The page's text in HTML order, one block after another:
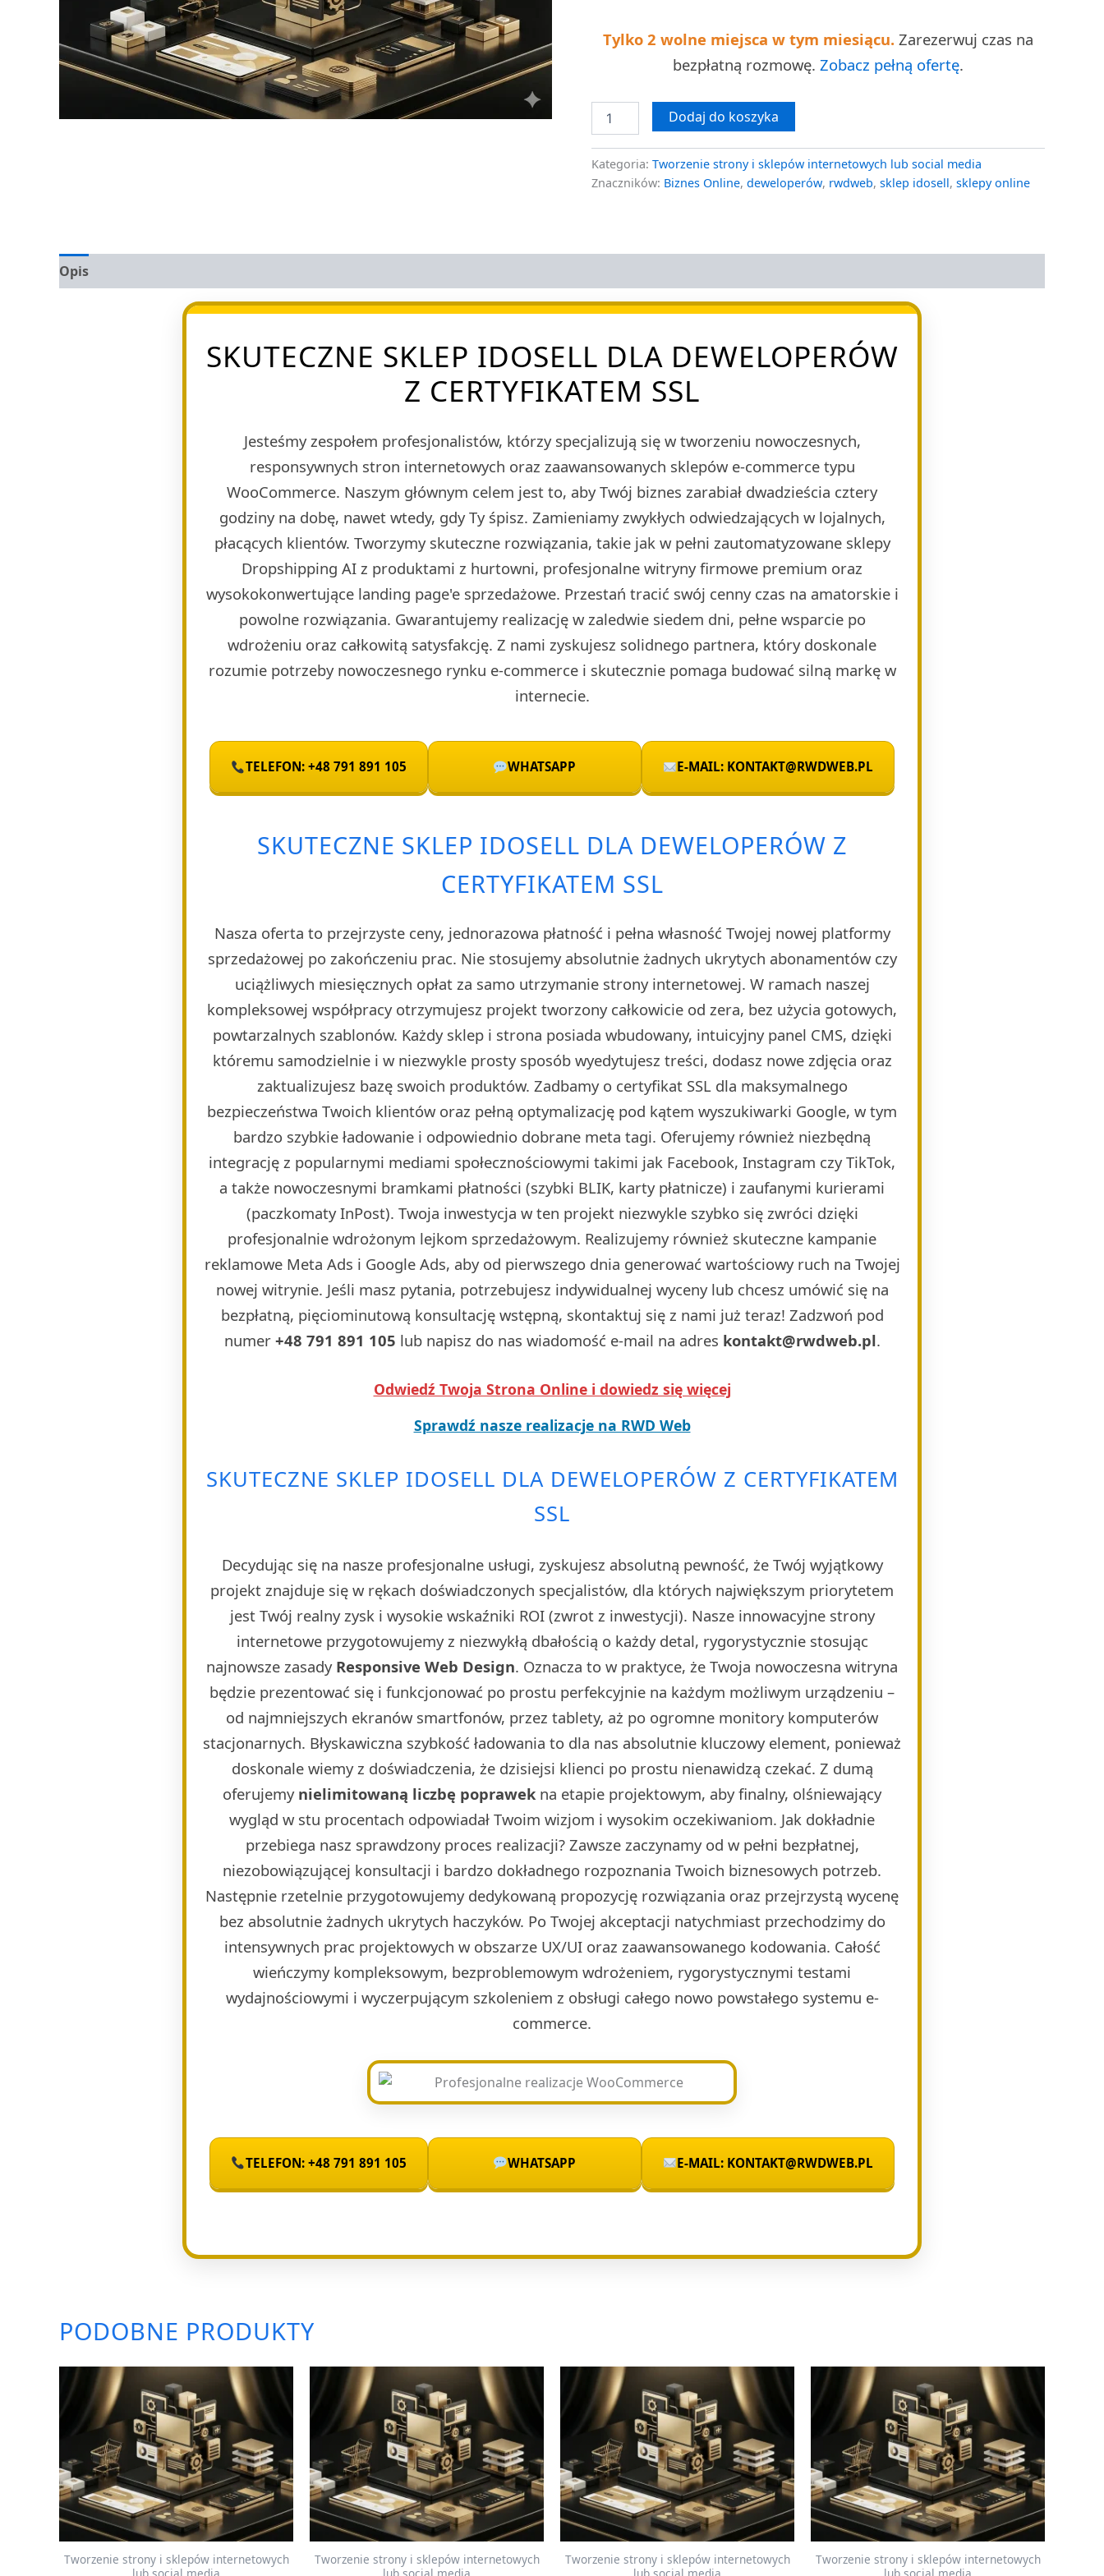
Tylko 2 wolne miejsca w tym miesiącu. Zarezerwuj czas na
bezpłatną rozmowę. Zobacz pełną ofertę.
Dodaj do koszyka
Kategoria: Tworzenie strony i sklepów internetowych lub social media
Znaczników: Biznes Online, deweloperów, rwdweb, sklep idosell, sklepy online
Opis
SKUTECZNE SKLEP IDOSELL DLA DEWELOPERÓW
Z CERTYFIKATEM SSL
Jesteśmy zespołem profesjonalistów, którzy specjalizują się w tworzeniu nowoczesnych,
responsywnych stron internetowych oraz zaawansowanych sklepów e-commerce typu
WooCommerce. Naszym głównym celem jest to, aby Twój biznes zarabiał dwadzieścia cztery
godziny na dobę, nawet wtedy, gdy Ty śpisz. Zamieniamy zwykłych odwiedzających w lojalnych,
płacących klientów. Tworzymy skuteczne rozwiązania, takie jak w pełni zautomatyzowane sklepy
Dropshipping AI z produktami z hurtowni, profesjonalne witryny firmowe premium oraz
wysokokonwertujące landing page'e sprzedażowe. Przestań tracić swój cenny czas na amatorskie i
powolne rozwiązania. Gwarantujemy realizację w zaledwie siedem dni, pełne wsparcie po
wdrożeniu oraz całkowitą satysfakcję. Z nami zyskujesz solidnego partnera, który doskonale
rozumie potrzeby nowoczesnego rynku e-commerce i skutecznie pomaga budować silną markę w
internecie.
TELEFON: +48 791 891 105 WHATSAPP E-MAIL: KONTAKT@RWDWEB.PL
SKUTECZNE SKLEP IDOSELL DLA DEWELOPERÓW Z
CERTYFIKATEM SSL
Nasza oferta to przejrzyste ceny, jednorazowa płatność i pełna własność Twojej nowej platformy
sprzedażowej po zakończeniu prac. Nie stosujemy absolutnie żadnych ukrytych abonamentów czy
uciążliwych miesięcznych opłat za samo utrzymanie strony internetowej. W ramach naszej
kompleksowej współpracy otrzymujesz projekt tworzony całkowicie od zera, bez użycia gotowych,
powtarzalnych szablonów. Każdy sklep i strona posiada wbudowany, intuicyjny panel CMS, dzięki
któremu samodzielnie i w niezwykle prosty sposób wyedytujesz treści, dodasz nowe zdjęcia oraz
zaktualizujesz bazę swoich produktów. Zadbamy o certyfikat SSL dla maksymalnego
bezpieczeństwa Twoich klientów oraz pełną optymalizację pod kątem wyszukiwarki Google, w tym
bardzo szybkie ładowanie i odpowiednio dobrane meta tagi. Oferujemy również niezbędną
integrację z popularnymi mediami społecznościowymi takimi jak Facebook, Instagram czy TikTok,
a także nowoczesnymi bramkami płatności (szybki BLIK, karty płatnicze) i zaufanymi kurierami
(paczkomaty InPost). Twoja inwestycja w ten projekt niezwykle szybko się zwróci dzięki
profesjonalnie wdrożonym lejkom sprzedażowym. Realizujemy również skuteczne kampanie
reklamowe Meta Ads i Google Ads, aby od pierwszego dnia generować wartościowy ruch na Twojej
nowej witrynie. Jeśli masz pytania, potrzebujesz indywidualnej wyceny lub chcesz umówić się na
bezpłatną, pięciominutową konsultację wstępną, skontaktuj się z nami już teraz! Zadzwoń pod
numer +48 791 891 105 lub napisz do nas wiadomość e-mail na adres kontakt@rwdweb.pl.
Odwiedź Twoja Strona Online i dowiedz się więcej
Sprawdź nasze realizacje na RWD Web
SKUTECZNE SKLEP IDOSELL DLA DEWELOPERÓW Z CERTYFIKATEM
SSL
Decydując się na nasze profesjonalne usługi, zyskujesz absolutną pewność, że Twój wyjątkowy
projekt znajduje się w rękach doświadczonych specjalistów, dla których największym priorytetem
jest Twój realny zysk i wysokie wskaźniki ROI (zwrot z inwestycji). Nasze innowacyjne strony
internetowe przygotowujemy z niezwykłą dbałością o każdy detal, rygorystycznie stosując
najnowsze zasady Responsive Web Design. Oznacza to w praktyce, że Twoja nowoczesna witryna
będzie prezentować się i funkcjonować po prostu perfekcyjnie na każdym możliwym urządzeniu –
od najmniejszych ekranów smartfonów, przez tablety, aż po ogromne monitory komputerów
stacjonarnych. Błyskawiczna szybkość ładowania to dla nas absolutnie kluczowy element, ponieważ
doskonale wiemy z doświadczenia, że dzisiejsi klienci po prostu nienawidzą czekać. Z dumą
oferujemy nielimitowaną liczbę poprawek na etapie projektowym, aby finalny, olśniewający
wygląd w stu procentach odpowiadał Twoim wizjom i wysokim oczekiwaniom. Jak dokładnie
przebiega nasz sprawdzony proces realizacji? Zawsze zaczynamy od w pełni bezpłatnej,
niezobowiązującej konsultacji i bardzo dokładnego rozpoznania Twoich biznesowych potrzeb.
Następnie rzetelnie przygotowujemy dedykowaną propozycję rozwiązania oraz przejrzystą wycenę
bez absolutnie żadnych ukrytych haczyków. Po Twojej akceptacji natychmiast przechodzimy do
intensywnych prac projektowych w obszarze UX/UI oraz zaawansowanego kodowania. Całość
wieńczymy kompleksowym, bezproblemowym wdrożeniem, rygorystycznymi testami
wydajnościowymi i wyczerpującym szkoleniem z obsługi całego nowo powstałego systemu e-
commerce.
TELEFON: +48 791 891 105 WHATSAPP E-MAIL: KONTAKT@RWDWEB.PL
PODOBNE PRODUKTY
Tworzenie strony i sklepów internetowych
Tworzenie strony i sklepów internetowych
Tworzenie strony i sklepów internetowych
Tworzenie strony i sklepów internetowych